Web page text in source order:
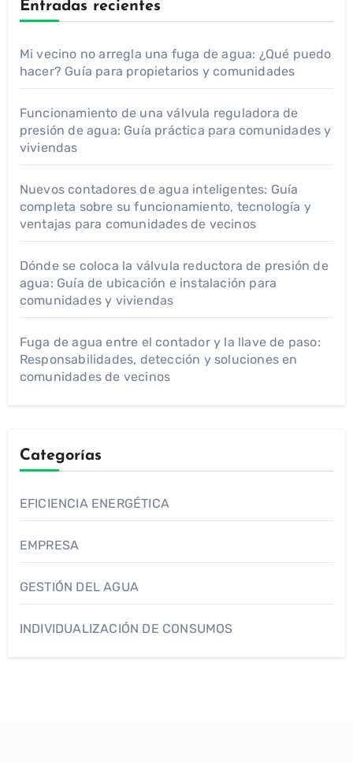
Entradas recientes
Mi vecino no arregla una fuga de agua: ¿Qué puedo
hacer? Guía para propietarios y comunidades
Funcionamiento de una válvula reguladora de
presión de agua: Guía práctica para comunidades y
viviendas
Nuevos contadores de agua inteligentes: Guía
completa sobre su funcionamiento, tecnología y
ventajas para comunidades de vecinos
Dónde se coloca la válvula reductora de presión de
agua: Guía de ubicación e instalación para
comunidades y viviendas
Fuga de agua entre el contador y la llave de paso:
Responsabilidades, detección y soluciones en
comunidades de vecinos
Categorías
EFICIENCIA ENERGÉTICA
EMPRESA
GESTIÓN DEL AGUA
INDIVIDUALIZACIÓN DE CONSUMOS